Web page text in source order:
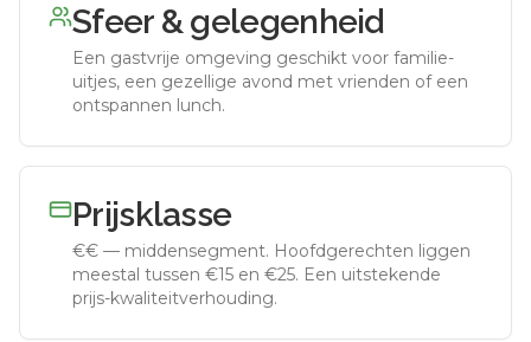
Sfeer & gelegenheid
Een gastvrije omgeving geschikt voor familie-
uitjes, een gezellige avond met vrienden of een
ontspannen lunch.
Prijsklasse
€€ — middensegment. Hoofdgerechten liggen
meestal tussen €15 en €25. Een uitstekende
prijs-kwaliteitverhouding.